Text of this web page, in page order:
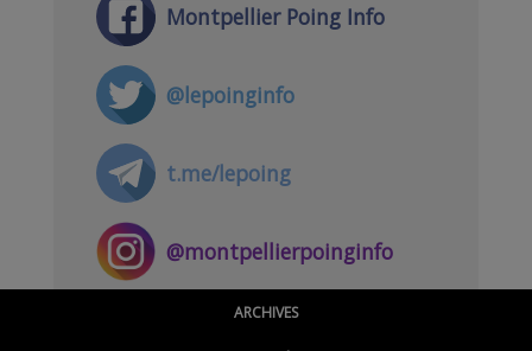
Montpellier Poing Info
@lepoinginfo
t.me/lepoing
@montpellierpoinginfo
ARCHIVES